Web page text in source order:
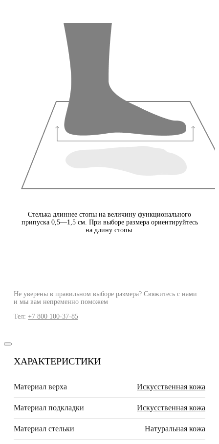
Стелька длиннее стопы на величину функционального
припуска 0,5—1,5 см. При выборе размера ориентируйтесь
на длину стопы.
Не уверены в правильном выборе размера? Свяжитесь с нами
и мы вам непременно поможем
Тел: +7 800 100-37-85
ХАРАКТЕРИСТИКИ
Материал верха Искусственная кожа
Материал подкладки Искусственная кожа
Материал стельки Натуральная кожа